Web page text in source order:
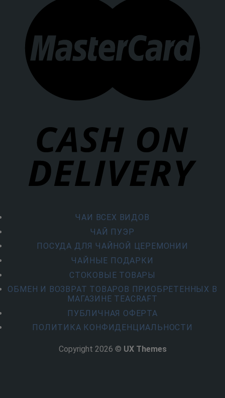
ЧАИ ВСЕХ ВИДОВ
ЧАЙ ПУЭР
ПОСУДА ДЛЯ ЧАЙНОЙ ЦЕРЕМОНИИ
ЧАЙНЫЕ ПОДАРКИ
СТОКОВЫЕ ТОВАРЫ
ОБМЕН И ВОЗВРАТ ТОВАРОВ ПРИОБРЕТЕННЫХ В
МАГАЗИНЕ TEACRAFT
ПУБЛИЧНАЯ ОФЕРТА
ПОЛИТИКА КОНФИДЕНЦИАЛЬНОСТИ
Copyright 2026 © UX Themes